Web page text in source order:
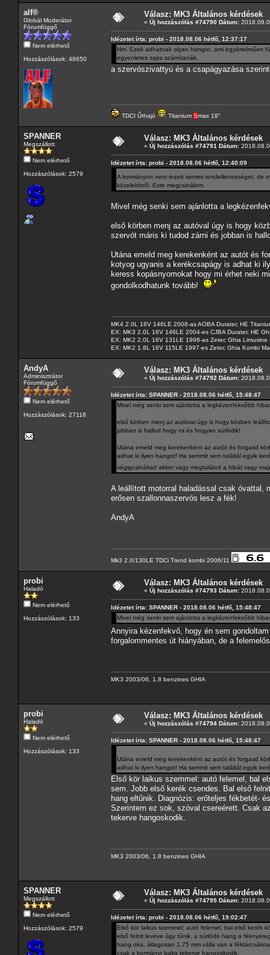
alf®
Globál Moderátor
Fórumfüggő
Nem elérhető
Hozzászólások: 48650
Válasz: MK3 Általános kérdések
« Új hozzászólás #74790 Dátum:
Idézetet írta: probi - 2018.08.06 hétfő, 12:37:17
Hm. Ezek adhatnak olyan hangot, ami egyértelműen
egyenletes zajra számítanák.
a szervószivattyú és a csapágyazása
TDCI Űrhajó Titanium Smax 18"
SPANNER
Megszállott
Nem elérhető
Hozzászólások: 2579
Válasz: MK3 Általános kérdések
« Új hozzászólás #74791 Dátum:
Idézetet írta: probi - 2018.08.06 hétfő, 12:40:09
A kormányon nem érzek semmi rendellenességet, de
közelebbről. Este megcsinálom.
Mivel még senki sem ajánlotta a
első körben menj az autóval úgy is hogy
szervót máris ki tudod zárni és jobban is
Utána emeld meg kerekenként az autót és
kotyog ugyanis a kerékcsapágy is adhat ki
keress kopásnyomokat hogy mi érhet neki
gondolkodhatunk tovább!
MK4 2.0L 16V 146LE 2008-as AOBA Duratec HE
EX: MK3 2.0L 16V 146LE 2004-es CJBA Duratec HE
EX: MK2 2.0L 16V 131LE 1998-as Zetec Ghia Limusine
EX: MK2 1.8L 16V 115LE 1997-es Zetec Ghia Kombi
AndyA
Adminisztrátor
Fórumfüggő
Nem elérhető
Hozzászólások: 27118
Válasz: MK3 Általános kérdések
« Új hozzászólás #74792 Dátum:
Idézetet írta: SPANNER - 2018.08.06 hétfő, 15:48:47
Mivel még senki sem ajánlotta a legkézenfekvőbb
első körben menj az autóval úgy is hogy közben
jobban is hallod hogy mi és hogyan súrlódik!
Utána emeld meg kerekenként az autót és forgasd
adhat ki ilyen hangot! Ha semmit sem találtál egyik
végigcsináltad akkor vagy megtalálod a hibát vagy
A leállított motorral haladással csak óvattal,
erősen szallonnaszervós lesz a fék!
AndyA
Mk3 2.0/130LE TDCi Trend kombi 2006/11
probi
Haladó
Nem elérhető
Hozzászólások: 133
Válasz: MK3 Általános kérdések
« Új hozzászólás #74793 Dátum:
Idézetet írta: SPANNER - 2018.08.06 hétfő, 15:48:47
Mivel még senki sem ajánlotta a legkézenfekvőbb
Annyira kézenfekvő, hogy én sem
forgalommentes út hiányában, de a
MK3 2003/06, 1.8 benzines GHIA
probi
Haladó
Nem elérhető
Hozzászólások: 133
Válasz: MK3 Általános kérdések
« Új hozzászólás #74794 Dátum:
Idézetet írta: SPANNER - 2018.08.06 hétfő, 15:48:47
Utána emeld meg kerekenként az autót és forgasd
adhat ki ilyen hangot! Ha semmit sem találtál egyik
Első kör laikus szemmel: autó felemel, bal
sem. Jobb első kerék csendes. Bal első
hang eltűnik. Diagnózis: erőteljes fékbetét-
Szerintem ez sok, szóval csereérett. Csak
tekerve hangoskodik.
MK3 2003/06, 1.8 benzines GHIA
SPANNER
Megszállott
Nem elérhető
Hozzászólások: 2579
Válasz: MK3 Általános kérdések
« Új hozzászólás #74795 Dátum:
Idézetet írta: probi - 2018.08.06 hétfő, 19:02:47
Első kör laikus szemmel: autó felemel, bal első kerék
első felnit levéve úgy tűnik, a súrlódó hang a
hang oka, átlagosan 1,75 mm válla van a
csak a kormányt balra tekerve hangoskodik.